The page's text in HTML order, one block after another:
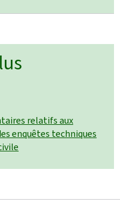
relatifs aux
enquêtes techniques